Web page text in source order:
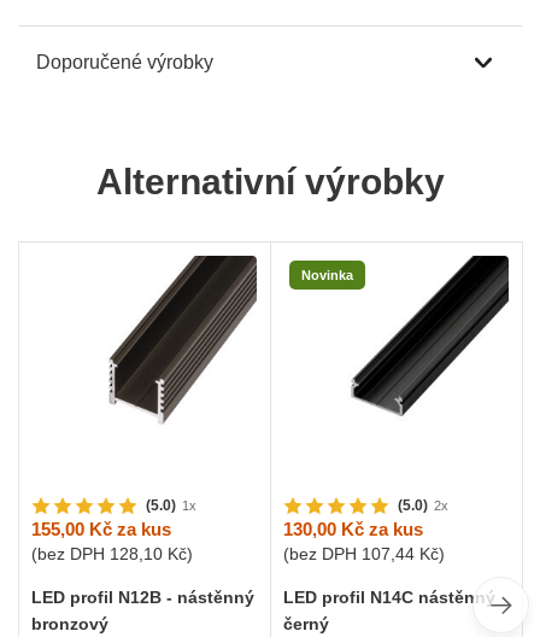
Doporučené výrobky
Alternativní výrobky
(5.0) 1x
155,00 Kč za kus
(bez DPH 128,10 Kč)
LED profil N12B - nástěnný
bronzový
Novinka
(5.0) 2x
130,00 Kč za kus
(bez DPH 107,44 Kč)
LED profil N14C nástěnný
černý